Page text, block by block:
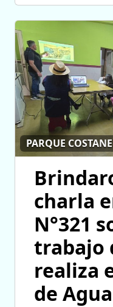
PARQUE
charla
N°321
trabajo
realiza
de Agua